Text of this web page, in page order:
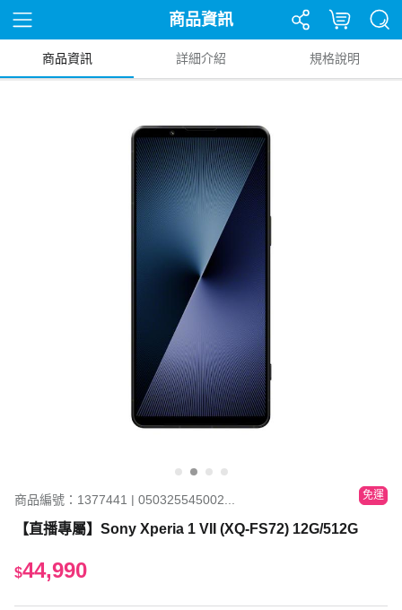
商品資訊
商品資訊 詳細介紹 規格說明
商品編號：1377441 | 050325545002... 免運
【直播專屬】Sony Xperia 1 VII (XQ-FS72) 12G/512G
$44,990